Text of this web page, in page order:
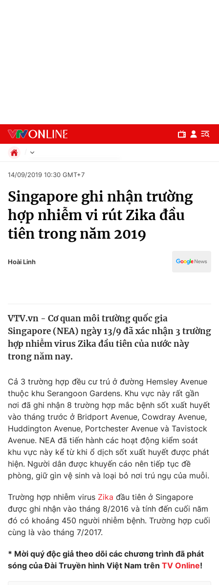
Chuyên mục
Chính trị
Thế giới
Tin tức
Câu chuyện quốc tế
Kinh tế
Tài chính
Thị trường
Góc doanh nghiệp
Dữ liệu và đời sống
Truyền hình
Phim VTV
Hậu trường
Nhân vật
Khán giả
Giải sao mai
Giải trí
Điện ảnh
Sao
Đời sống
Du lịch
Làm đẹp
Chất lượng cuộc sống
Giáo dục
Tuyển sinh
Công nghệ
Hitech Công nghệ tương lai
Giao lưu trực tuyến
Xã hội
Pháp luật
Kinh tế
Thể thao
Truyền hình
Văn hóa - Giải trí
14/09/2019 10:30 GMT+7
Singapore ghi nhận trường
hợp nhiễm vi rút Zika đầu
tiên trong năm 2019
Hoài Linh
VTV.vn - Cơ quan môi trường quốc gia
Singapore (NEA) ngày 13/9 đã xác nhận 3 trường
hợp nhiễm virus Zika đầu tiên của nước này
trong năm nay.
Cả 3 trường hợp đều cư trú ở đường Hemsley Avenue
thuộc khu Serangoon Gardens. Khu vực này rất gần
nơi đã ghi nhận 8 trường hợp mắc bệnh sốt xuất huyết
vào tháng trước ở Bridport Avenue, Cowdray Avenue,
Huddington Avenue, Portchester Avenue và Tavistock
Avenue. NEA đã tiến hành các hoạt động kiểm soát
khu vực này kể từ khi ổ dịch sốt xuất huyết được phát
hiện. Người dân được khuyến cáo nên tiếp tục đề
phòng, giữ gìn vệ sinh và loại bỏ nơi trú ngụ của muỗi.
Trường hợp nhiễm virus Zika đầu tiên ở Singapore
được ghi nhận vào tháng 8/2016 và tính đến cuối năm
đó có khoảng 450 người nhiễm bệnh. Trường hợp cuối
cùng là vào tháng 7/2017.
* Mời quý độc giả theo dõi các chương trình đã phát
sóng của Đài Truyền hình Việt Nam trên TV Online!